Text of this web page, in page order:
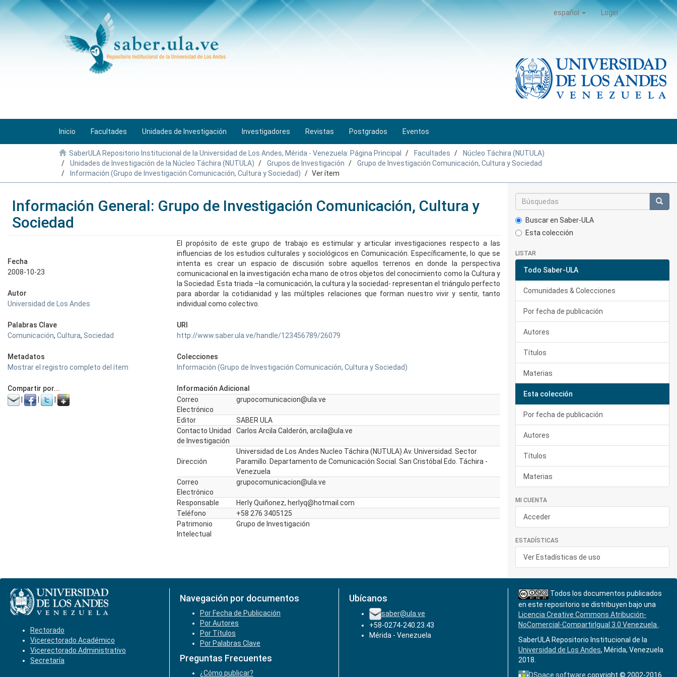
español Login
Inicio Facultades Unidades de Investigación Investigadores Revistas Postgrados Eventos
SaberULA Repositorio Institucional de la Universidad de Los Andes, Mérida - Venezuela: Página Principal Facultades
Núcleo Táchira (NUTULA)
Unidades de Investigación de la Núcleo Táchira (NUTULA)
Grupos de Investigación
Grupo de Investigación Comunicación, Cultura y Sociedad
Información (Grupo de Investigación Comunicación, Cultura y Sociedad)
Ver ítem
Información General: Grupo de Investigación Comunicación, Cultura y
Sociedad
Fecha
2008-10-23
Autor
Universidad de Los Andes
Palabras Clave
Comunicación, Cultura, Sociedad
Metadatos
Mostrar el registro completo del ítem
Compartir por...
El propósito de este grupo de trabajo es estimular y articular investigaciones respecto a las
influencias de los estudios culturales y sociológicos en Comunicación. Específicamente, lo que se
intenta es crear un espacio de discusión sobre aquellos terrenos en donde la perspectiva
comunicacional en la investigación echa mano de otros objetos del conocimiento como la Cultura y
la Sociedad. Esta triada –la comunicación, la cultura y la sociedad- representan el triángulo perfecto
para abordar la cotidianidad y las múltiples relaciones que forman nuestro vivir y sentir, tanto
individual como colectivo.
URI
http://www.saber.ula.ve/handle/123456789/26079
Colecciones
Información (Grupo de Investigación Comunicación, Cultura y Sociedad)
Información Adicional
Correo
Electrónico
grupocomunicacion@ula.ve
Editor
SABER ULA
Contacto Unidad
de Investigación
Carlos Arcila Calderón, arcila@ula.ve
Dirección
Universidad de Los Andes Nucleo Táchira (NUTULA) Av. Universidad. Sector
Paramillo. Departamento de Comunicación Social. San Cristóbal Edo. Táchira -
Venezuela
Correo
Electrónico
grupocomunicacion@ula.ve
Responsable
Herly Quiñonez, herlyq@hotmail.com
Teléfono
+58 276 3405125
Patrimonio
Intelectual
Grupo de Investigación
Buscar en Saber-ULA
Esta colección
LISTAR
Todo Saber-ULA
Comunidades & Colecciones
Por fecha de publicación
Autores
Títulos
Materias
Esta colección
Por fecha de publicación
Autores
Títulos
Materias
MI CUENTA
Acceder
ESTADÍSTICAS
Ver Estadísticas de uso
Rectorado
Vicerectorado Académico
Vicerectorado Administrativo
Secretaría
Navegación por documentos
Por Fecha de Publicación
Por Autores
Por Títulos
Por Palabras Clave
Preguntas Frecuentes
¿Cómo publicar?
Ubícanos
saber@ula.ve
+58-0274-240.23.43
Mérida - Venezuela
Todos los documentos publicados
en este repositorio se distribuyen bajo una
Licencia Creative Commons Atribución-
NoComercial-CompartirIgual 3.0 Venezuela
SaberULA Repositorio Institucional de la
Universidad de Los Andes, Mérida, Venezuela
2018.
DSpace software copyright © 2002-2016